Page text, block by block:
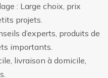
: Large choix, prix
projets.
d’experts, produits de
importants.
livraison à domicile,